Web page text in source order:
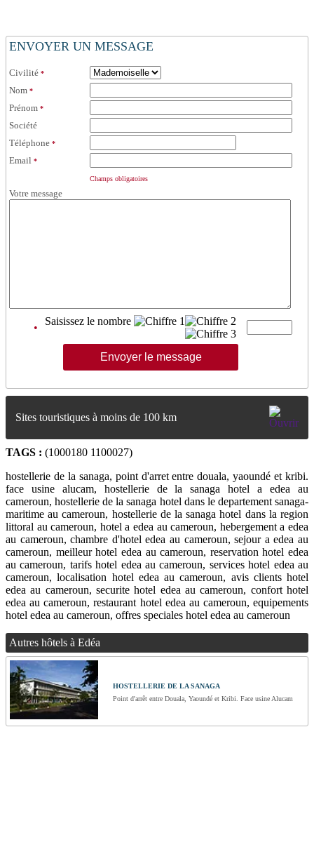
ENVOYER UN MESSAGE
Civilité *
Nom *
Prénom *
Société
Téléphone *
Email *
Champs obligatoires
Votre message
•
Saisissez le nombre
Sites touristiques à moins de 100 km
TAGS : (1000180 1100027)
hostellerie de la sanaga, point d'arret entre douala, yaoundé et kribi.
face usine alucam, hostellerie de la sanaga hotel a edea au
cameroun, hostellerie de la sanaga hotel dans le departement sanaga-
maritime au cameroun, hostellerie de la sanaga hotel dans la region
littoral au cameroun, hotel a edea au cameroun, hebergement a edea
au cameroun, chambre d'hotel edea au cameroun, sejour a edea au
cameroun, meilleur hotel edea au cameroun, reservation hotel edea
au cameroun, tarifs hotel edea au cameroun, services hotel edea au
cameroun, localisation hotel edea au cameroun, avis clients hotel
edea au cameroun, securite hotel edea au cameroun, confort hotel
edea au cameroun, restaurant hotel edea au cameroun, equipements
hotel edea au cameroun, offres speciales hotel edea au cameroun
Autres hôtels à Edéa
HOSTELLERIE DE LA SANAGA
Point d'arrêt entre Douala, Yaoundé et Kribi. Face usine Alucam